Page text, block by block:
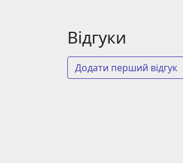
Відгуки
Додати перший відгук